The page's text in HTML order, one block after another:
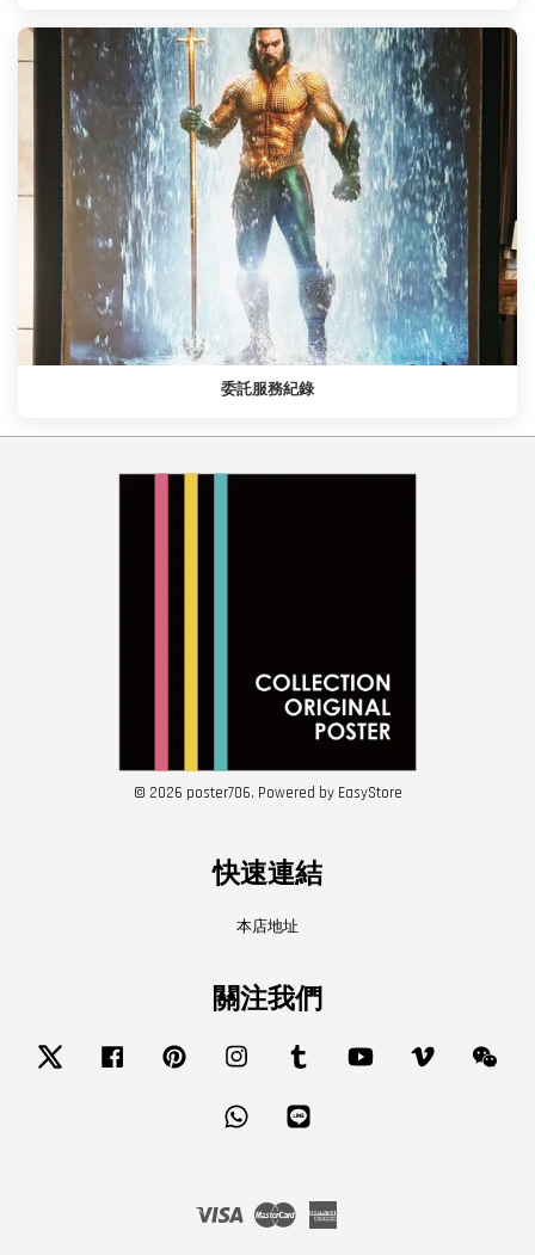
委託服務紀錄
© 2026 poster706. Powered by EasyStore
快速連結
本店地址
關注我們
Twitter Facebook Pinterest Instagram Tumblr YouTube Vimeo
Whatsapp
Visa Master